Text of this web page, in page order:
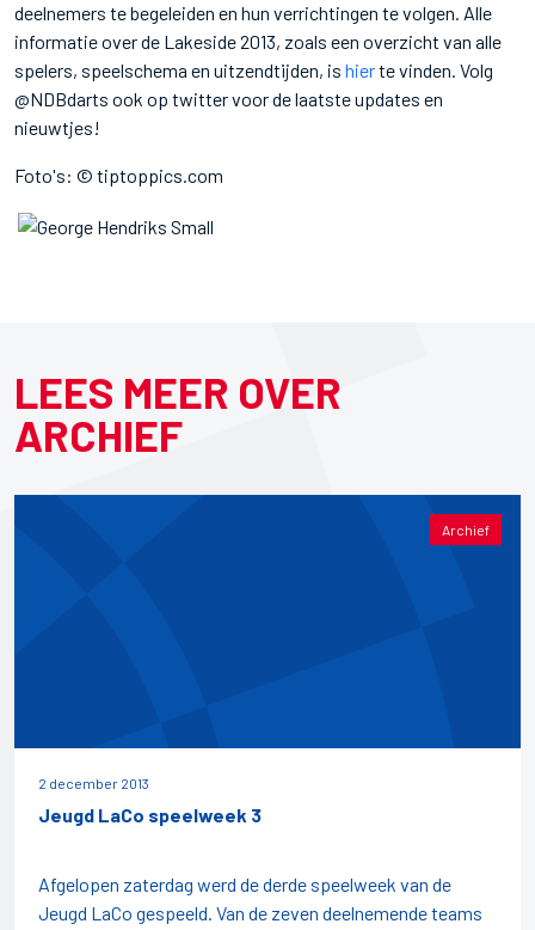
deelnemers te begeleiden en hun verrichtingen te volgen. Alle
informatie over de Lakeside 2013, zoals een overzicht van alle
spelers, speelschema en uitzendtijden, is hierte vinden. Volg
@NDBdarts ook op twitter voor de laatste updates en
nieuwtjes!
Foto's: © tiptoppics.com
LEES MEER OVER
ARCHIEF
Archief
2 december 2013
Jeugd LaCo speelweek 3
Afgelopen zaterdag werd de derde speelweek van de
Jeugd LaCo gespeeld. Van de zeven deelnemende teams